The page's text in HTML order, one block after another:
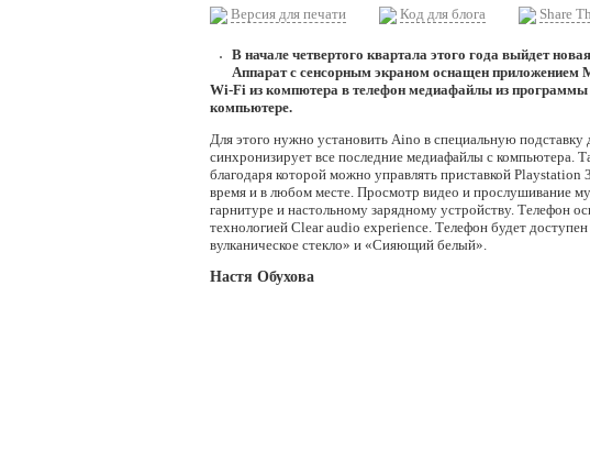
Версия для печати Код для блога Share
В начале четвертого квартала этого года выйдет
Аппарат с сенсорным экраном оснащен приложением
Wi-Fi из компютера в телефон медиафайлы из программы
компьютере.
Для этого нужно установить Aino в специальную подставку
синхронизирует все последние медиафайлы с компьютера.
благодаря которой можно управлять приставкой
время и в любом месте. Просмотр видео и прослушивание
гарнитуре и настольному зарядному устройству. Телефон
технологией Clear audio experience. Телефон будет
вулканическое стекло» и «Сияющий белый».
Настя Обухова